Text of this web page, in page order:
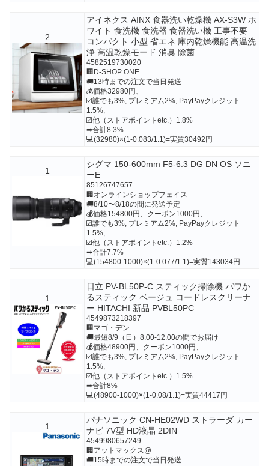
2
アイネクス AINX 食器洗い乾燥機 AX-S3W ホ
ワイト 食洗機 食洗器 食器洗い機 工事不要
コンパクト 小型 省エネ 庫内乾燥機能 高温洗
浄 高温乾燥モード 消臭 除菌
4582519730020
🏢D-SHOP ONE
🚚13時までの注文で当日発送
💰価格32980円、
☑️誰でも3%, プレミアム2%, PayPayクレジット
1.5%,
☑️他（ストアポイントetc.）1.8%
➡合計8.3%
💻(32980)×(1-0.083/1.1)=実質30492円
1
シグマ 150-600mm F5-6.3 DG DN OS ソニ
ーE
85126747657
🏢オンラインショップフェイス
🚚8/10〜8/18の間に発送予定
💰価格154800円、クーポン1000円、
☑️誰でも3%, プレミアム2%, PayPayクレジット
1.5%,
☑️他（ストアポイントetc.）1.2%
➡合計7.7%
💻(154800-1000)×(1-0.077/1.1)=実質143034円
1
日立 PV-BL50P-C スティック掃除機 パワか
るスティック ベージュ コードレスクリーナ
ー HITACHI 新品 PVBL50PC
4549873218397
🏢マゴ・デン
🚚最短8/9（日）8:00-12:00の間でお届け
💰価格48900円、クーポン1000円、
☑️誰でも3%, プレミアム2%, PayPayクレジット
1.5%,
☑️他（ストアポイントetc.）1.5%
➡合計8%
💻(48900-1000)×(1-0.08/1.1)=実質44417円
1
パナソニック CN-HE02WD ストラーダ カー
ナビ 7V型 HD液晶 2DIN
4549980657249
🏢アットマックス@
🚚15時までの注文で当日発送